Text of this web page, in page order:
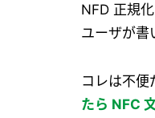
NFD 正規
ユーザが書
コレは不
たら NFC